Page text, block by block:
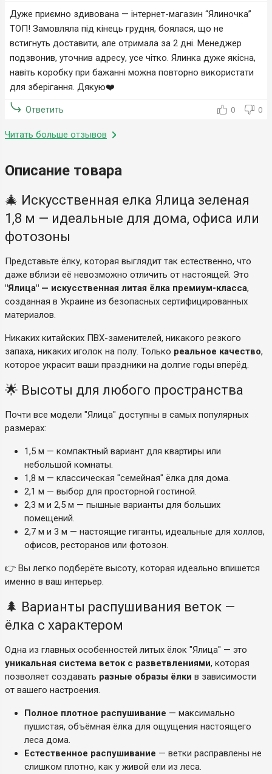
Дуже приємно здивована — інтернет-магазин “Ялиночка”
ТОП! Замовляла під кінець грудня, боялася, що не
встигнуть доставити, але отримала за 2 дні. Менеджер
подзвонив, уточнив адресу, усе чітко. Ялинка дуже якісна,
навіть коробку при бажанні можна повторно використати
для зберігання. Дякую❤️
Ответить 0 0
Читать больше отзывов
Описание товара
🎄 Искусственная елка Ялица зеленая
1,8 м — идеальные для дома, офиса или
фотозоны
Представьте ёлку, которая выглядит так естественно, что
даже вблизи её невозможно отличить от настоящей. Это
"Ялица" — искусственная литая ёлка премиум-класса,
созданная в Украине из безопасных сертифицированных
материалов.
Никаких китайских ПВХ-заменителей, никакого резкого
запаха, никаких иголок на полу. Только реальное качество,
которое украсит ваши праздники на долгие годы вперёд.
🌟 Высоты для любого пространства
Почти все модели "Ялица" доступны в самых популярных
размерах:
1,5 м — компактный вариант для квартиры или
небольшой комнаты.
1,8 м — классическая "семейная" ёлка для дома.
2,1 м — выбор для просторной гостиной.
2,3 м и 2,5 м — пышные варианты для больших
помещений.
2,7 м и 3 м — настоящие гиганты, идеальные для холлов,
офисов, ресторанов или фотозон.
👉 Вы легко подберёте высоту, которая идеально впишется
именно в ваш интерьер.
🌲 Варианты распушивания веток —
ёлка с характером
Одна из главных особенностей литых ёлок "Ялица" — это
уникальная система веток с разветвлениями, которая
позволяет создавать разные образы ёлки в зависимости
от вашего настроения.
Полное плотное распушивание — максимально
пушистая, объёмная ёлка для ощущения настоящего
леса дома.
Естественное распушивание — ветки расправлены не
слишком плотно, как у живой ели из леса.